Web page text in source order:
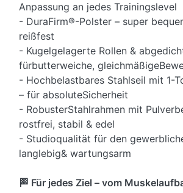
Anpassung an jedes Trainingslevel
- DuraFirm®-Polster – super
reißfest
- Kugelgelagerte Rollen &
fürbutterweiche,
- Hochbelastbares Stahlseil mit 1-
– für absoluteSicherheit
- RobusterStahlrahmen mit
rostfrei, stabil & edel
- Studioqualität für den
langlebig& wartungsarm
🏁 Für jedes Ziel – vom